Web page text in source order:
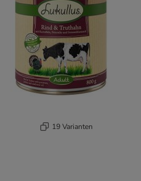
19 Varianten